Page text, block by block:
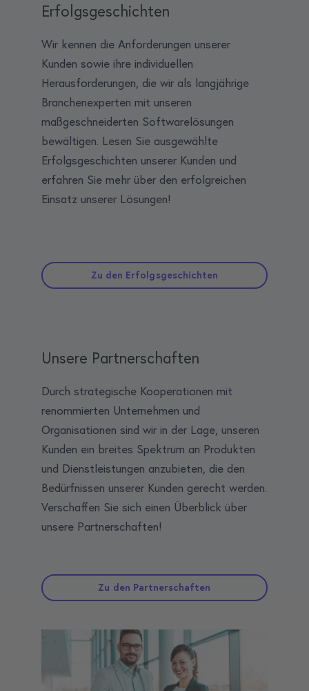
Erfolgsgeschichten
Wir kennen die Anforderungen unserer
Kunden sowie ihre individuellen
Herausforderungen, die wir als langjährige
Branchenexperten mit unseren
maßgeschneiderten Softwarelösungen
bewältigen. Lesen Sie ausgewählte
Erfolgsgeschichten unserer Kunden und
erfahren Sie mehr über den erfolgreichen
Einsatz unserer Lösungen!
Zu den Erfolgsgeschichten
Unsere Partnerschaften
Durch strategische Kooperationen mit
renommierten Unternehmen und
Organisationen sind wir in der Lage, unseren
Kunden ein breites Spektrum an Produkten
und Dienstleistungen anzubieten, die den
Bedürfnissen unserer Kunden gerecht werden.
Verschaffen Sie sich einen Überblick über
unsere Partnerschaften!
Zu den Partnerschaften